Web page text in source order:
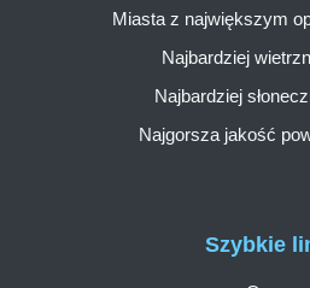
Szybkie
Miasta z największym
Najbardziej
Najbardziej
Najgorsza jakość